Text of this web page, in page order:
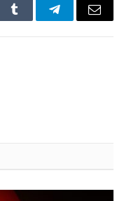
Tumblr TelegramEmail